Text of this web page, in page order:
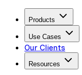
Products
Use Cases
Our Clients
Resources